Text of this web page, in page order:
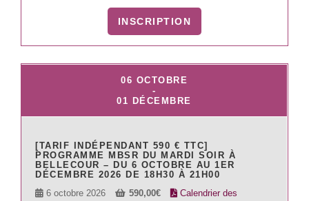
INSCRIPTION
06 OCTOBRE
-
01 DÉCEMBRE
[TARIF INDÉPENDANT 590 € TTC]
PROGRAMME MBSR DU MARDI SOIR À
BELLECOUR – DU 6 OCTOBRE AU 1ER
DÉCEMBRE 2026 DE 18H30 À 21H00
6 octobre 2026
590,00€
Calendrier des